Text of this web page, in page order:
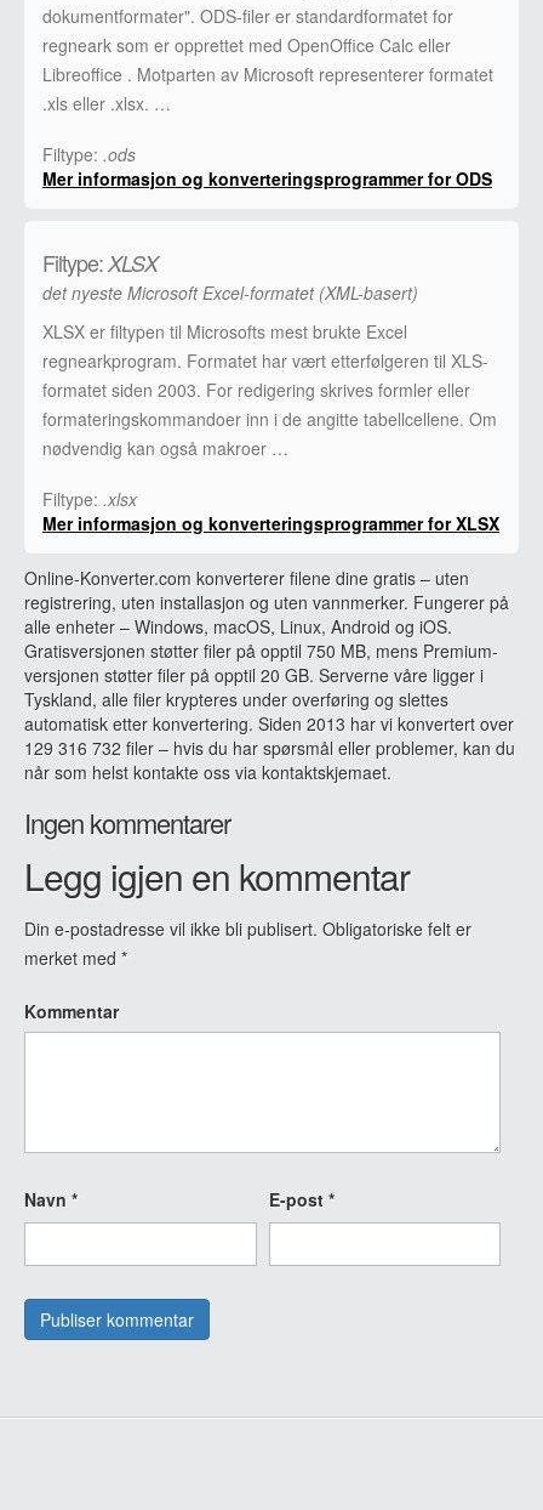
dokumentformater". ODS-filer er standardformatet for
regneark som er opprettet med OpenOffice Calc eller
Libreoffice . Motparten av Microsoft representerer formatet
.xls eller .xlsx. …
Filtype: .ods
Mer informasjon og konverteringsprogrammer for ODS
Filtype:XLSX
det nyeste Microsoft Excel-formatet (XML-basert)
XLSX er filtypen til Microsofts mest brukte Excel
regnearkprogram. Formatet har vært etterfølgeren til XLS-
formatet siden 2003. For redigering skrives formler eller
formateringskommandoer inn i de angitte tabellcellene. Om
nødvendig kan også makroer …
Filtype: .xlsx
Mer informasjon og konverteringsprogrammer for XLSX
Online-Konverter.com konverterer filene dine gratis – uten
registrering, uten installasjon og uten vannmerker. Fungerer på
alle enheter – Windows, macOS, Linux, Android og iOS.
Gratisversjonen støtter filer på opptil 750 MB, mens Premium-
versjonen støtter filer på opptil 20 GB. Serverne våre ligger i
Tyskland, alle filer krypteres under overføring og slettes
automatisk etter konvertering. Siden 2013 har vi konvertert over
129 316 732 filer – hvis du har spørsmål eller problemer, kan du
når som helst kontakte oss via kontaktskjemaet.
Ingen kommentarer
Legg igjen en kommentar
Din e-postadresse vil ikke bli publisert. Obligatoriske felt er
merket med *
Kommentar
Navn * E-post *